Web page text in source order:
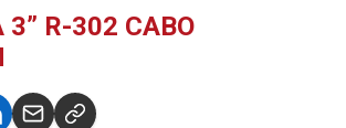
3” R-302 CABO